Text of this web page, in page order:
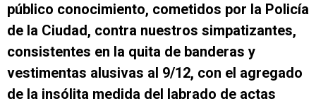
público conocimiento, cometidos por la Policía
de la Ciudad, contra nuestros simpatizantes,
consistentes en la quita de banderas y
vestimentas alusivas al 9/12, con el agregado
de la insólita medida del labrado de actas